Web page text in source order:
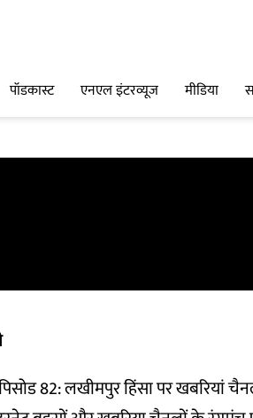
पॉडकास्ट एनएल इंटरव्यूज मीडिया
82: लखीमपुर हिंसा पर खबरियां